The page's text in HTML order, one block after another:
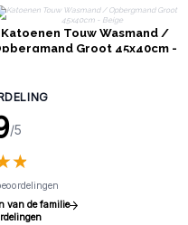
Katoenen Touw Wasmand /
Groot 45x40cm -
/5
★
★
van de familie